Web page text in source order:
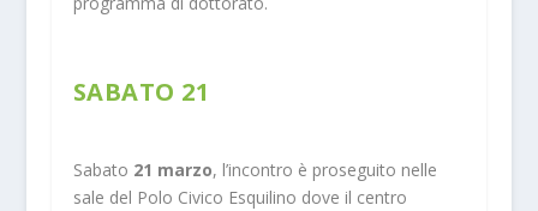
SABATO 21
Sabato 21 marzo, l’incontro è proseguito nelle
sale del Polo Civico Esquilino dove il centro